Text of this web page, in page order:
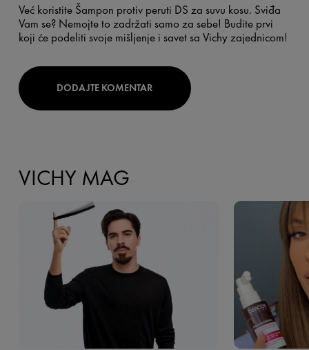
Već koristite Šampon protiv peruti DS za suvu kosu. Sviđa
Vam se? Nemojte to zadržati samo za sebe! Budite prvi
koji će podeliti svoje mišljenje i savet sa Vichy zajednicom!
DODAJTE KOMENTAR
VICHY MAG